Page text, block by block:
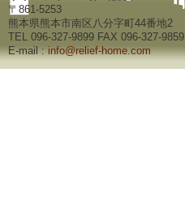
〒861-5253
熊本県熊本市南区八分字町44番地2
TEL 096-327-9899 FAX 096-327-9859
E-mail :info@relief-home.com